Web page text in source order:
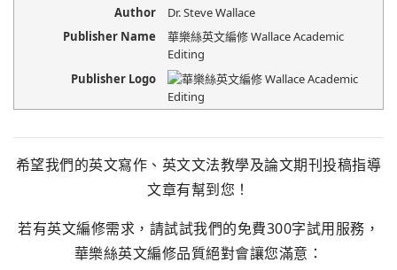
Author
Dr. Steve Wallace
Publisher Name
華樂絲英文編修 Wallace Academic
Editing
Publisher Logo
希望我們的英文寫作、英文文法教學及論文期刊投稿指導
文章有幫到您！
若有英文編修需求，請試試我們的免費300字試用服務，
華樂絲英文編修品質絕對會讓您滿意：